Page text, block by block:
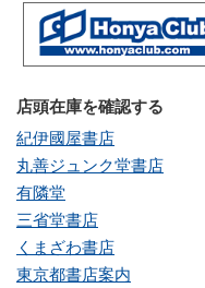
店頭在庫を確認する
紀伊國屋書店
丸善ジュンク堂書店
有隣堂
三省堂書店
くまざわ書店
東京都書店案内